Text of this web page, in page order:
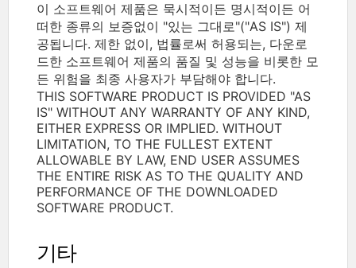
이 소프트웨어 제품은 묵시적이든 명시적이든 어
떠한 종류의 보증없이 "있는 그대로"("AS IS") 제
공됩니다. 제한 없이, 법률로써 허용되는, 다운로
드한 소프트웨어 제품의 품질 및 성능을 비롯한 모
든 위험을 최종 사용자가 부담해야 합니다.
THIS SOFTWARE PRODUCT IS PROVIDED "AS
IS" WITHOUT ANY WARRANTY OF ANY KIND,
EITHER EXPRESS OR IMPLIED. WITHOUT
LIMITATION, TO THE FULLEST EXTENT
ALLOWABLE BY LAW, END USER ASSUMES
THE ENTIRE RISK AS TO THE QUALITY AND
PERFORMANCE OF THE DOWNLOADED
SOFTWARE PRODUCT.
기타